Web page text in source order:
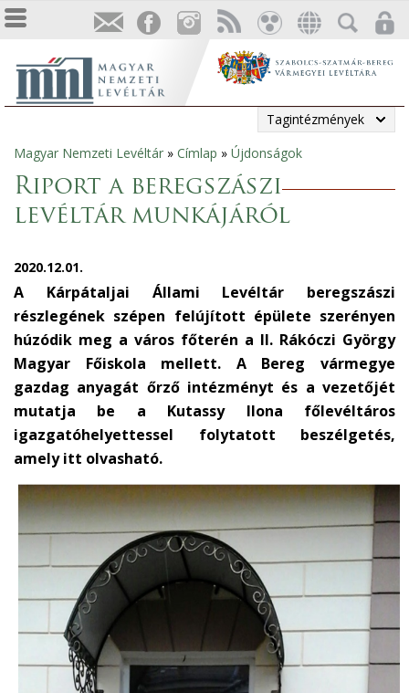
Tagintézmények
Jelenlegi
hely
Magyar Nemzeti Levéltár » Címlap » Újdonságok
Riport a beregszászi
levéltár munkájáról
2020.12.01.
A Kárpátaljai Állami Levéltár beregszászi
részlegének szépen felújított épülete szerényen
húzódik meg a város főterén a II. Rákóczi György
Magyar Főiskola mellett. A Bereg vármegye
gazdag anyagát őrző intézményt és a vezetőjét
mutatja be a Kutassy Ilona főlevéltáros
igazgatóhelyettessel folytatott beszélgetés,
amely itt olvasható.